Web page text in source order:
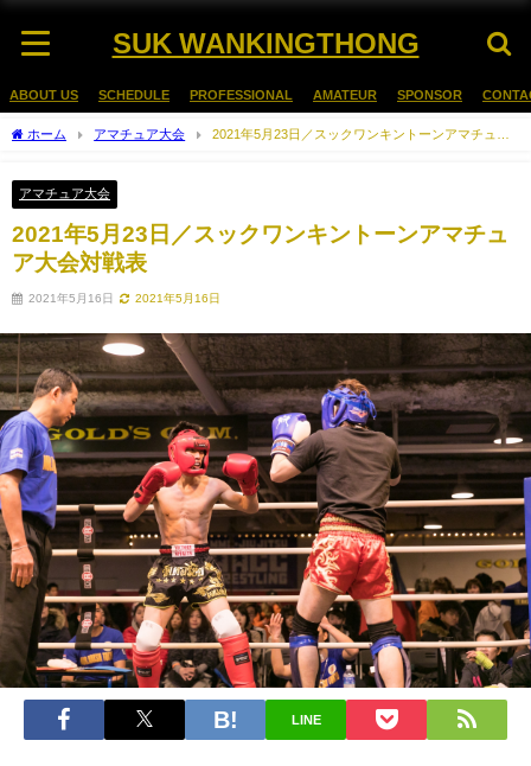
SUK WANKINGTHONG
ABOUT US SCHEDULE PROFESSIONAL AMATEUR SPONSOR
ホーム アマチュア大会
2021年5月23日／スックワンキントーンアマチュア
アマチュア大会
2021年5月23日／スックワンキントーンアマチュ
ア大会対戦表
2021年5月16日 2021年5月16日
LINE